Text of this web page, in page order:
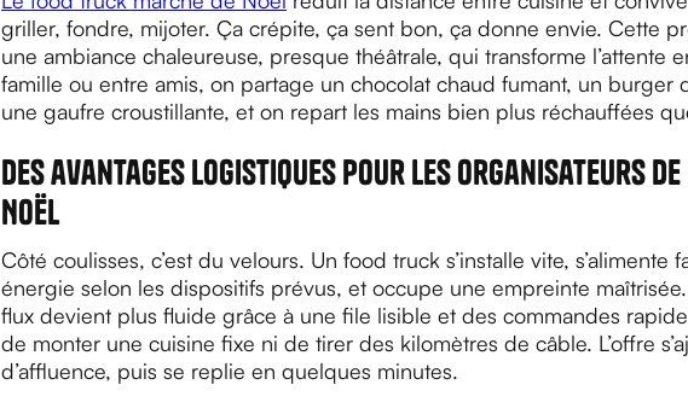
griller, fondre, mijoter. Ça crépite, ça sent bon, ça donne envie. Cette
une ambiance chaleureuse, presque théâtrale, qui transforme l’attente
famille ou entre amis, on partage un chocolat chaud fumant, un burger
une gaufre croustillante, et on repart les mains bien plus réchauffées
Des avantages logistiques pour les organisateurs de
Noël
Côté coulisses, c’est du velours. Un food truck s’installe vite, s’alimente
énergie selon les dispositifs prévus, et occupe une empreinte
flux devient plus fluide grâce à une file lisible et des commandes
de monter une cuisine fixe ni de tirer des kilomètres de câble. L’offre
d’affluence, puis se replie en quelques minutes.